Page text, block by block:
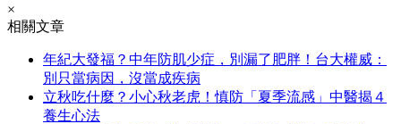
×
相關文章
年紀大發福？中年防肌少症，別漏了肥胖！台大權威：
別只當病因，沒當成疾病
立秋吃什麼？小心秋老虎！慎防「夏季流感」中醫揭４
養生心法